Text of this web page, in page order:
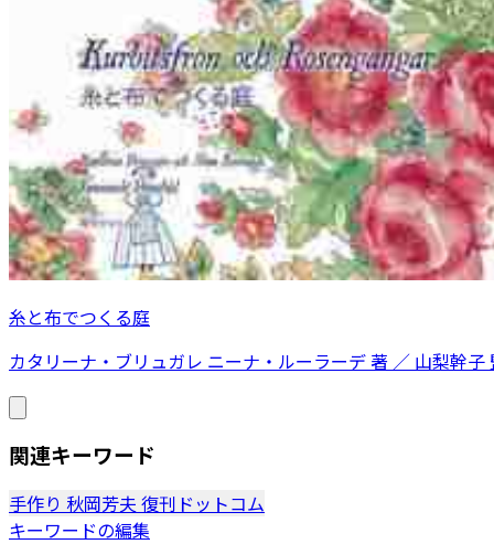
糸と布でつくる庭
カタリーナ・ブリュガレ ニーナ・ルーラーデ 著 ／ 山梨幹子
関連キーワード
手作り 秋岡芳夫 復刊ドットコム
キーワードの編集